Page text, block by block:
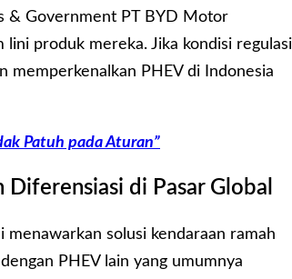
& Government PT BYD Motor
lini produk mereka. Jika kondisi regulasi
memperkenalkan PHEV di Indonesia
Patuh pada Aturan”
Diferensiasi di Pasar Global
solusi kendaraan ramah
PHEV lain yang umumnya